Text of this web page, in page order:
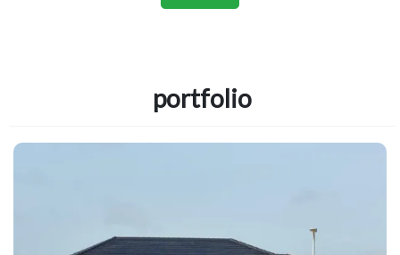
portfolio
H빔 구조보강 공사진행 방법